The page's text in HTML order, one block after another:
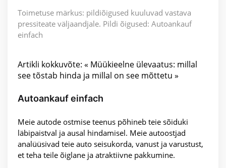
Toimetuse märkus: pildiõigused kuuluvad vastava
pressiteate väljaandjale. Pildi õigused: Autoankauf
einfach
Artikli kokkuvõte: « Müükieelne ülevaatus: millal
see tõstab hinda ja millal on see mõttetu »
Autoankauf einfach
Meie autode ostmise teenus põhineb teie sõiduki
läbipaistval ja ausal hindamisel. Meie autoostjad
analüüsivad teie auto seisukorda, vanust ja varustust,
et teha teile õiglane ja atraktiivne pakkumine.